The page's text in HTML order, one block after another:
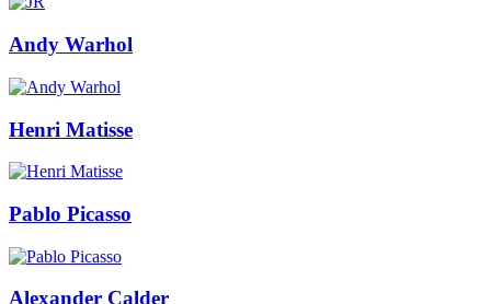
Andy Warhol
Henri Matisse
Pablo Picasso
Alexander Calder